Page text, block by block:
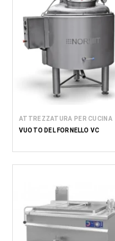
ATTREZZATURA PER CUCINA
VUOTO DEL FORNELLO VC